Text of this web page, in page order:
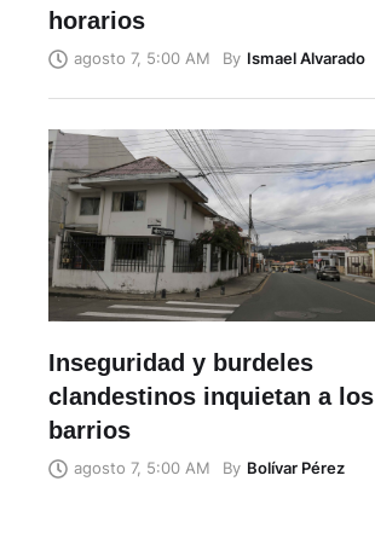
horarios
agosto 7, 5:00 AM By Ismael Alvarado
Inseguridad y burdeles
clandestinos inquietan a los
barrios
agosto 7, 5:00 AM By Bolívar Pérez